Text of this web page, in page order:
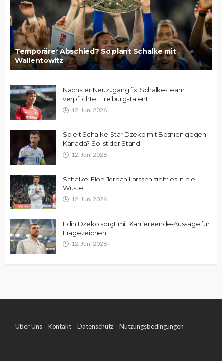
Temporärer Abschied? So plant Schalke mit
Wallentowitz
Nächster Neuzugang fix: Schalke-Team
verpflichtet Freiburg-Talent
12. Juni 2026
Spielt Schalke-Star Dzeko mit Bosnien gegen
Kanada? So ist der Stand
12. Juni 2026
Schalke-Flop Jordan Larsson zieht es in die
Wüste
12. Juni 2026
Edin Dzeko sorgt mit Karriereende-Aussage für
Fragezeichen
12. Juni 2026
Über Uns Kontakt Datenschutz Nutzungsbedingungen